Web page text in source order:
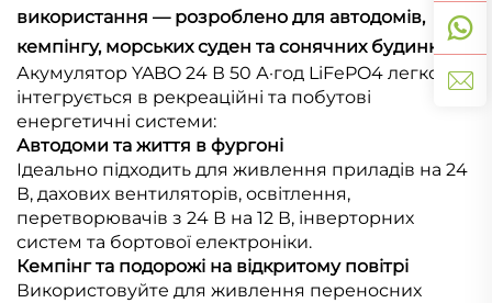
використання — розроблено для автодомів,
кемпінгу, морських суден та сонячних будинків
Акумулятор YABO 24 В 50 А·год LiFePO4 легко
інтегрується в рекреаційні та побутові
енергетичні системи:
Автодоми та життя в фургоні
Ідеально підходить для живлення приладів на 24
В, дахових вентиляторів, освітлення,
перетворювачів з 24 В на 12 В, інверторних
систем та бортової електроніки.
Кемпінг та подорожі на відкритому повітрі
Використовуйте для живлення переносних